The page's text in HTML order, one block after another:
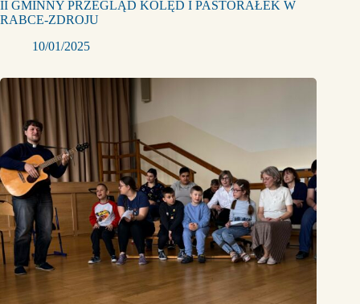
II GMINNY PRZEGLĄD KOLĘD I PASTORAŁEK W
RABCE-ZDROJU
10/01/2025